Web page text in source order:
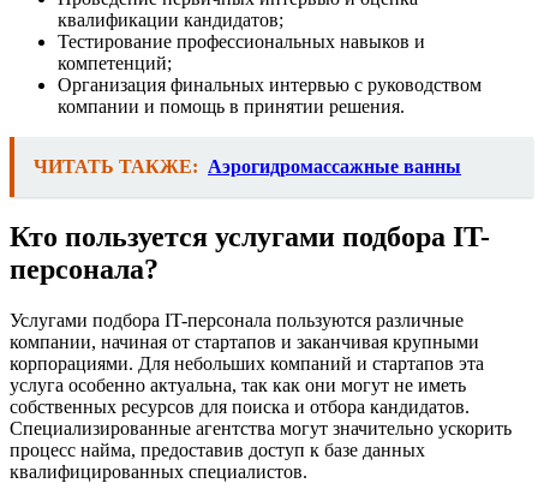
квалификации кандидатов;
Тестирование профессиональных навыков и
компетенций;
Организация финальных интервью с руководством
компании и помощь в принятии решения.
ЧИТАТЬ ТАКЖЕ: Аэрогидромассажные ванны
Кто пользуется услугами подбора IT-
персонала?
Услугами подбора IT-персонала пользуются различные
компании, начиная от стартапов и заканчивая крупными
корпорациями. Для небольших компаний и стартапов эта
услуга особенно актуальна, так как они могут не иметь
собственных ресурсов для поиска и отбора кандидатов.
Специализированные агентства могут значительно ускорить
процесс найма, предоставив доступ к базе данных
квалифицированных специалистов.